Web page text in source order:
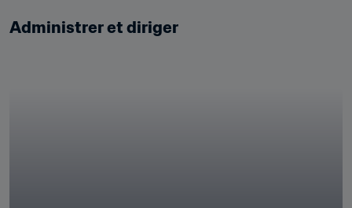
Administrer et diriger